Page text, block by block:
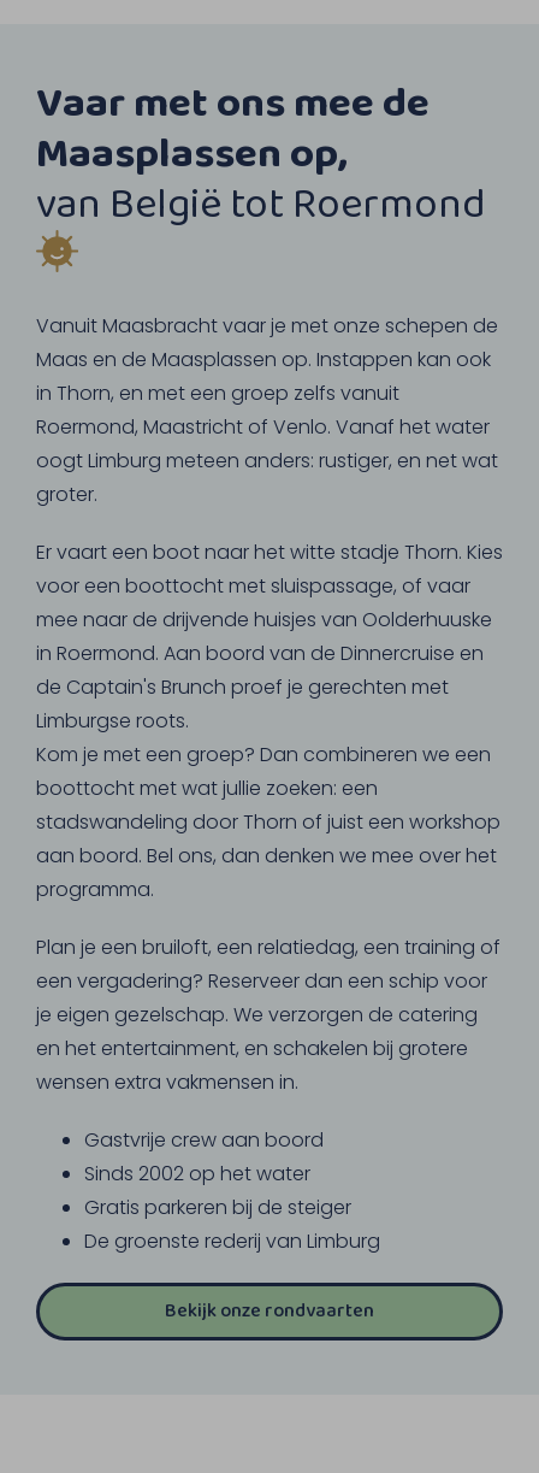
Vaar met ons mee de
Maasplassen op,
van België tot Roermond
Vanuit Maasbracht vaar je met onze schepen de
Maas en de Maasplassen op. Instappen kan ook
in Thorn, en met een groep zelfs vanuit
Roermond, Maastricht of Venlo. Vanaf het water
oogt Limburg meteen anders: rustiger, en net wat
groter.
Er vaart een boot naar het witte stadje Thorn. Kies
voor een boottocht met sluispassage, of vaar
mee naar de drijvende huisjes van Oolderhuuske
in Roermond. Aan boord van de Dinnercruise en
de Captain's Brunch proef je gerechten met
Limburgse roots.
Kom je met een groep? Dan combineren we een
boottocht met wat jullie zoeken: een
stadswandeling door Thorn of juist een workshop
aan boord. Bel ons, dan denken we mee over het
programma.
Plan je een bruiloft, een relatiedag, een training of
een vergadering? Reserveer dan een schip voor
je eigen gezelschap. We verzorgen de catering
en het entertainment, en schakelen bij grotere
wensen extra vakmensen in.
Gastvrije crew aan boord
Sinds 2002 op het water
Gratis parkeren bij de steiger
De groenste rederij van Limburg
Bekijk onze rondvaarten